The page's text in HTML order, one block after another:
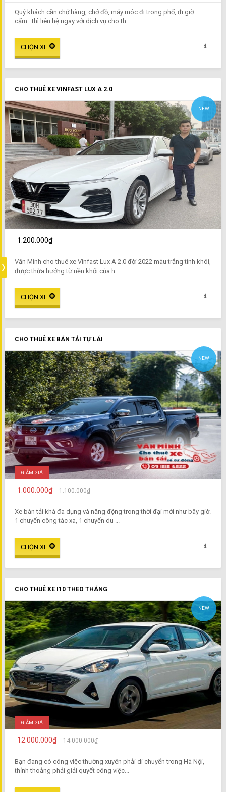
Quý khách cần chở hàng, chở đồ, máy móc đi trong phố, đi giờ
cấm...thì liên hệ ngay với dịch vụ cho th...
CHO THUÊ XE VINFAST LUX A 2.0
NEW
1.200.000₫
Văn Minh cho thuê xe Vinfast Lux A 2.0 đời 2022 màu trắng tinh khôi,
được thừa hưởng từ nền khối của h...
CHO THUÊ XE BÁN TẢI TỰ LÁI
NEW
GIẢM GIÁ
1.000.000₫ 1.100.000₫
Xe bán tải khá đa dụng và năng động trong thời đại mới như bây giờ.
1 chuyến công tác xa, 1 chuyến du ...
CHO THUÊ XE I10 THEO THÁNG
NEW
GIẢM GIÁ
12.000.000₫ 14.000.000₫
Bạn đang có công việc thường xuyên phải di chuyển trong Hà Nội,
thỉnh thoảng phải giải quyết công việc...